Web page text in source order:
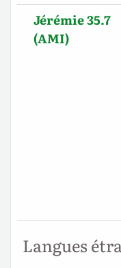
Jérémie 35.7
(AMI)
Langues